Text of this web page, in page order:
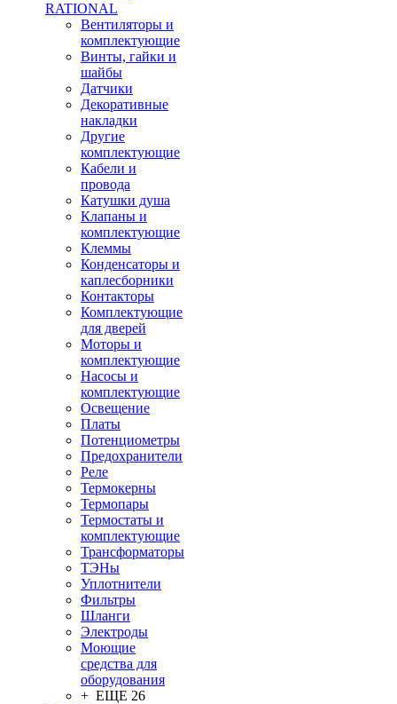
RATIONAL
Вентиляторы и
комплектующие
Винты, гайки и
шайбы
Датчики
Декоративные
накладки
Другие
комплектующие
Кабели и
провода
Катушки душа
Клапаны и
комплектующие
Клеммы
Конденсаторы и
каплесборники
Контакторы
Комплектующие
для дверей
Моторы и
комплектующие
Насосы и
комплектующие
Освещение
Платы
Потенциометры
Предохранители
Реле
Термокерны
Термопары
Термостаты и
комплектующие
Трансформаторы
ТЭНы
Уплотнители
Фильтры
Шланги
Электроды
Моющие
средства для
оборудования
+ ЕЩЕ 26